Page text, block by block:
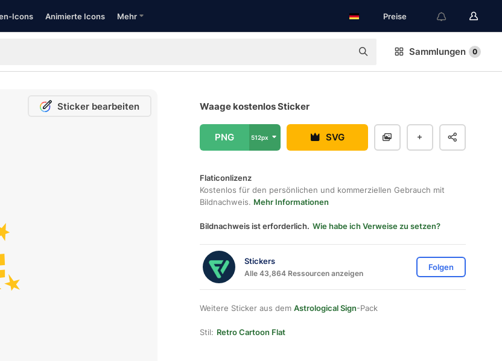
Icons Animierte Icons Mehr Preise
Sammlungen 0
Sticker bearbeiten Waage kostenlos Sticker
PNG 512px SVG
Flaticonlizenz
Kostenlos für den persönlichen und kommerziellen Gebrauch mit
Bildnachweis. Mehr Informationen
Bildnachweis ist erforderlich. Wie habe ich Verweise zu setzen?
Stickers
Alle 43,864 Ressourcen anzeigen
Folgen
Weitere Sticker aus dem Astrological Sign-Pack
Stil: Retro Cartoon Flat